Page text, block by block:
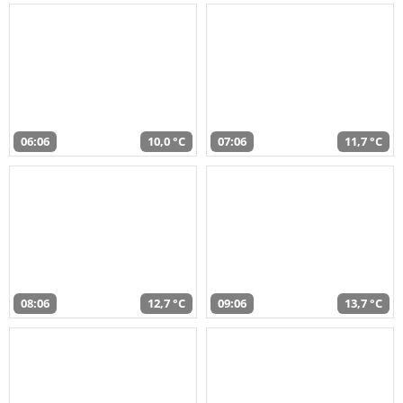
06:06 10,0 °C 07:06 11,7 °C
08:06 12,7 °C 09:06 13,7 °C